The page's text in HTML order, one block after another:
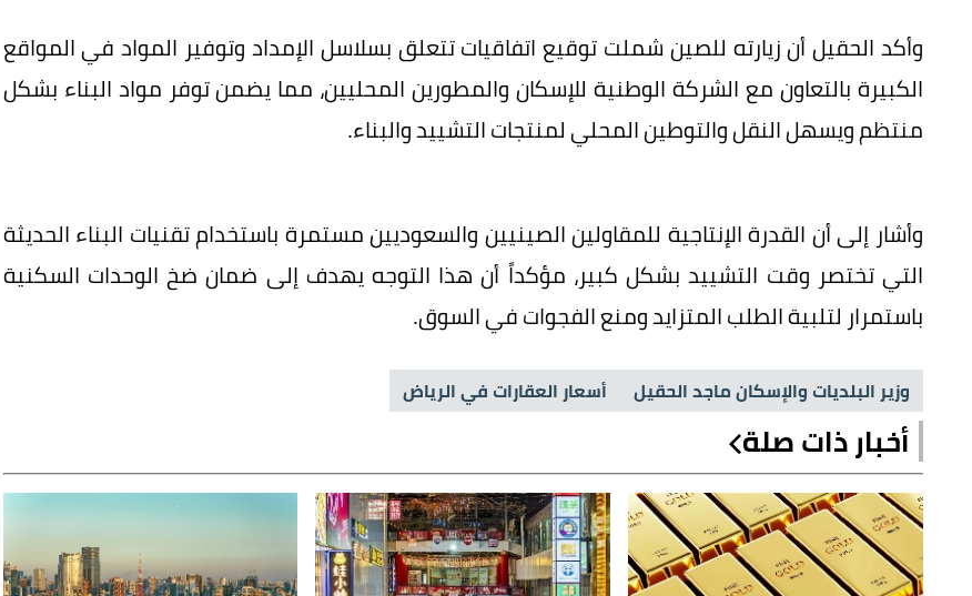
وأكد الحقيل أن زيارته للصين شملت توقيع اتفاقيات تتعلق بسلاسل الإمداد وتوفير المواد في المواقع
الكبيرة بالتعاون مع الشركة الوطنية للإسكان والمطورين المحليين، مما يضمن توفر مواد البناء بشكل
منتظم ويسهل النقل والتوطين المحلي لمنتجات التشييد والبناء.
وأشار إلى أن القدرة الإنتاجية للمقاولين الصينيين والسعوديين مستمرة باستخدام تقنيات البناء الحديثة
التي تختصر وقت التشييد بشكل كبير، مؤكداً أن هذا التوجه يهدف إلى ضمان ضخ الوحدات السكنية
باستمرار لتلبية الطلب المتزايد ومنع الفجوات في السوق.
وزير البلديات والإسكان ماجد الحقيل أسعار العقارات في الرياض
أخبار ذات صلة